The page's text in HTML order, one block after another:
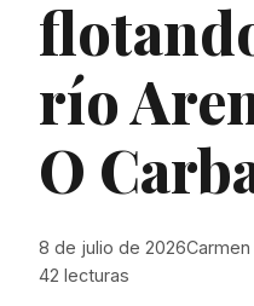
río
O
8 de julio de 2026
42 lecturas